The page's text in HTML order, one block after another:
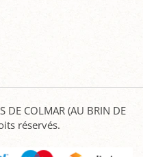
DE COLMAR (AU BRIN DE
réservés.